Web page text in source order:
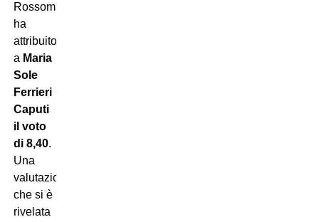
Rossomando
ha
attribuito
a Maria
Sole
Ferrieri
Caputi
il voto
di 8,40.
Una
valutazione
che si è
rivelata